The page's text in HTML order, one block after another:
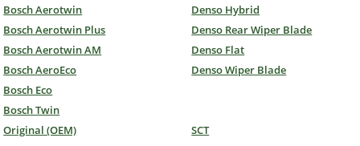
Bosch Aerotwin
Bosch Aerotwin Plus
Bosch Aerotwin AM
Bosch AeroEco
Bosch Eco
Bosch Twin
Denso Hybrid
Denso Rear Wiper Blade
Denso Flat
Denso Wiper Blade
Original (OEM)
SCT